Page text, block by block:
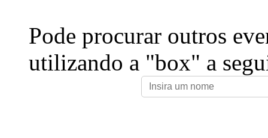
Pode procurar outros
utilizando a "box" a